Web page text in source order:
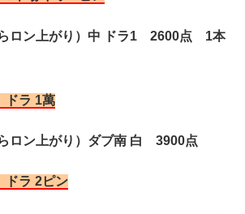
ロン上がり）中 ドラ1 2600点 1本
ラ 1萬
ロン上がり）ダブ南 白 3900点
ラ 2ピン